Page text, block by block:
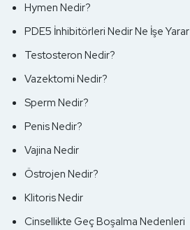
Hymen Nedir?
PDE5 İnhibitörleri Nedir Ne İşe Yarar
Testosteron Nedir?
Vazektomi Nedir?
Sperm Nedir?
Penis Nedir?
Vajina Nedir
Östrojen Nedir?
Klitoris Nedir
Cinsellikte Geç Boşalma Nedenleri